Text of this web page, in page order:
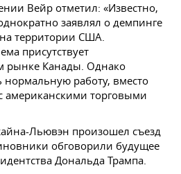
Вейр отметил: «Известно,
заявлял о демпинге
территории США.
присутствует
рынке Канады. Однако
работу, вместо
американскими торговыми
Льювэн произошел съезд
обговорили будущее
Дональда Трампа.